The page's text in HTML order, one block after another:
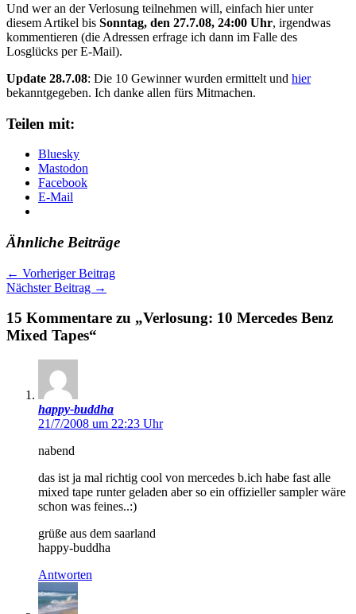
Und wer an der Verlosung teilnehmen will, einfach hier unter
diesem Artikel bis Sonntag, den 27.7.08, 24:00 Uhr, irgendwas
kommentieren (die Adressen erfrage ich dann im Falle des
Losglücks per E-Mail).
Update 28.7.08: Die 10 Gewinner wurden ermittelt und hier
bekanntgegeben. Ich danke allen fürs Mitmachen.
Teilen mit:
Bluesky
Mastodon
Facebook
E-Mail
Ähnliche Beiträge
← Vorheriger Beitrag
Nächster Beitrag →
15 Kommentare zu „Verlosung: 10 Mercedes Benz
Mixed Tapes“
happy-buddha
21/7/2008 um 22:23 Uhr
nabend
das ist ja mal richtig cool von mercedes b.ich habe fast alle
mixed tape runter geladen aber so ein offizieller sampler wäre
schon was feines..:)
grüße aus dem saarland
happy-buddha
Antworten